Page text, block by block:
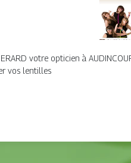
votre opticien à
vos lentilles